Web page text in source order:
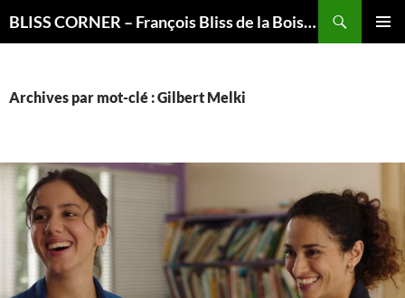
BLISS CORNER – François Bliss de la Boissière is here
Archives par mot-clé : Gilbert Melki